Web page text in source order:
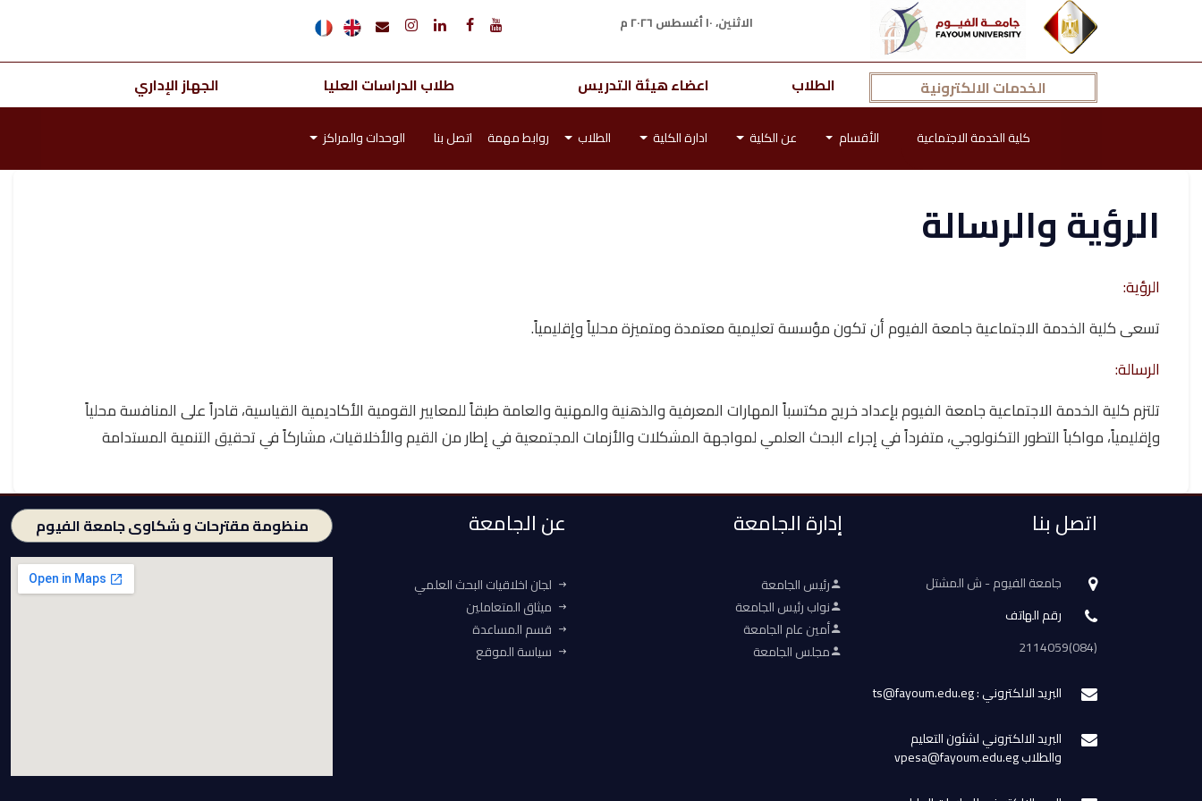
الاثنين، ١٠ أغسطس ٢٠٢٦ م
الخدمات الالكترونية الطلاب اعضاء هيئة التدريس طلاب الدراسات العليا الجهاز الإداري
كلية الخدمة الاجتماعية الأقسام عن الكلية ادارة الكلية الطلاب روابط مهمة اتصل بنا الوحدات والمراكز
الرؤية والرسالة
الرؤية:
تسعى كلية الخدمة الاجتماعية جامعة الفيوم أن تكون مؤسسة تعليمية معتمدة ومتميزة محلياً وإقليمياً.
الرسالة:
تلتزم كلية الخدمة الاجتماعية جامعة الفيوم بإعداد خريج مكتسباً المهارات المعرفية والذهنية والمهنية والعامة طبقاً للمعايير القومية الأكاديمية القياسية، قادراً على المنافسة محلياً
وإقليمياً، مواكباً التطور التكنولوجي، متفرداً في إجراء البحث العلمي لمواجهة المشكلات والأزمات المجتمعية في إطار من القيم والأخلاقيات، مشاركاً في تحقيق التنمية المستدامة
اتصل بنا
جامعة الفيوم - ش المشتل
رقم الهاتف
(084)2114059
البريد الالكتروني : ts@fayoum.edu.eg
البريد الالكتروني لشئون التعليم
والطلاب vpesa@fayoum.edu.eg
إدارة الجامعة
رئيس الجامعة
نواب رئيس الجامعة
أمين عام الجامعة
مجلس الجامعة
عن الجامعة
لجان اخلاقيات البحث العلمي
ميثاق المتعاملين
قسم المساعدة
سياسة الموقع
منظومة مقترحات و شكاوى جامعة الفيوم